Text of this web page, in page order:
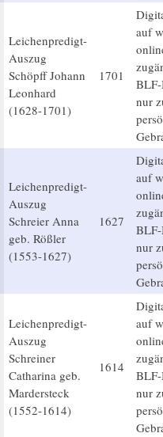
Leichenpredigt-
Auszug
Schöpff Johann
Leonhard
(1628-1701)
1701
auf
nur
Leichenpredigt-
Auszug
Schreier Anna
geb. Rößler
(1553-1627)
1627
auf
nur
Leichenpredigt-
Auszug
Schreiner
Catharina geb.
Mardersteck
(1552-1614)
1614
auf
nur